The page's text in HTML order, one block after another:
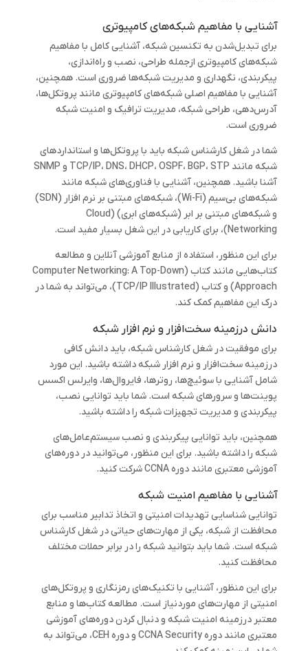
آشنایی با مفاهیم شبکه‌های کامپیوتری
برای تبدیل‌شدن به تکنسین شبکه، آشنایی کامل با مفاهیم
شبکه‌های کامپیوتری ازجمله طراحی، نصب و راه‌اندازی،
پیکربندی، نگهداری و مدیریت شبکه‌ها ضروری است. همچنین،
آشنایی با مفاهیم اصلی شبکه‌های کامپیوتری مانند پروتکل‌ها،
آدرس‌دهی، طراحی شبکه، مدیریت ترافیک و امنیت شبکه
ضروری است.
شما در شغل کارشناس شبکه باید با پروتکل‌ها و استانداردهای
شبکه مانند TCP/IP، DNS، DHCP، OSPF، BGP، STP و SNMP
آشنا باشید. همچنین، آشنایی با فناوری‌های شبکه مانند
شبکه‌های بی‌سیم (Wi-Fi)، شبکه‌های مبتنی بر نرم افزار (SDN)
و شبکه‌های مبتنی بر ابر (شبکه‌های ابری) (Cloud
Networking)، برای کاریابی در این شغل بسیار مفید است.
برای این منظور، استفاده از منابع آموزشی آنلاین و مطالعه
کتاب‌هایی مانند کتاب (Computer Networking: A Top-Down
Approach) و کتاب (TCP/IP Illustrated)، می‌تواند به شما در
درک این مفاهیم کمک کند.
دانش درزمینه سخت‌افزار و نرم ‌افزار شبکه
برای موفقیت در شغل کارشناس شبکه، باید دانش کافی
درزمینه سخت‌افزار و نرم‌ افزار شبکه داشته باشید. این مورد
شامل آشنایی با سوئیچ‌ها، روترها، فایروال‌ها، وایرلس اکسس
پوینت‌ها و سرورهای شبکه است. شما باید توانایی نصب،
پیکربندی و مدیریت تجهیزات شبکه را داشته باشید.
همچنین، باید توانایی پیکربندی و نصب سیستم‌عامل‌های
شبکه را داشته باشید. برای این منظور، می‌توانید در دوره‌های
آموزشی معتبری مانند دوره CCNA شرکت کنید.
آشنایی با مفاهیم امنیت شبکه
توانایی شناسایی تهدیدات امنیتی و اتخاذ تدابیر مناسب برای
محافظت از شبکه، یکی از مهارت‌های حیاتی در شغل کارشناس
شبکه است. شما باید بتوانید شبکه را در برابر حملات مختلف
محافظت کنید.
برای این منظور، آشنایی با تکنیک‌های رمزنگاری و پروتکل‌های
امنیتی از مهارت‌های موردنیاز است. مطالعه کتاب‌ها و منابع
معتبر درزمینه امنیت شبکه و دنبال کردن دوره‌های آموزشی
معتبری مانند دوره CCNA Security و دوره CEH، می‌تواند به